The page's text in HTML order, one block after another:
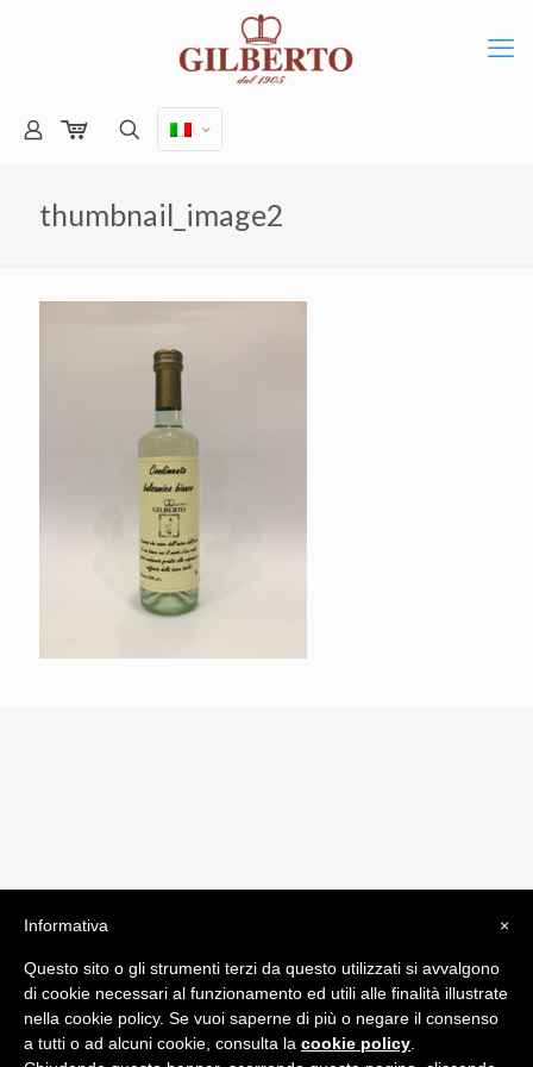
thumbnail_image2
byComunicatori su Misura srl
Termini e Condizioni di Vendita - Terms and Conditions
ITA:
×
Informativa
Questo sito o gli strumenti terzi da questo utilizzati si avvalgono
di cookie necessari al funzionamento ed utili alle finalità illustrate
nella cookie policy. Se vuoi saperne di più o negare il consenso
a tutti o ad alcuni cookie, consulta la cookie policy